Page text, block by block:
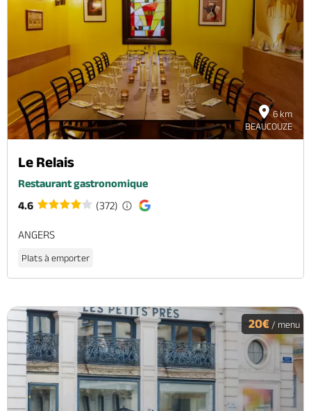
6 km
BEAUCOUZE
Le Relais
Restaurant gastronomique
4.6
(372)
ANGERS
Plats à emporter
20€ / menu